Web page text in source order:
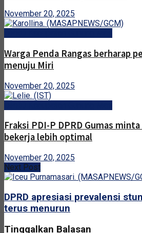
November 20, 2025
Warga Penda Rangas berharap
menuju Miri
November 20, 2025
Fraksi PDI-P DPRD Gumas
bekerja lebih optimal
November 20, 2025
Next Post
DPRD apresiasi prevalensi
terus menurun
Tinggalkan Balasan